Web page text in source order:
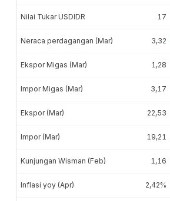
Nilai Tukar USDIDR 17
Neraca perdagangan (Mar) 3,32
Ekspor Migas (Mar) 1,28
Impor Migas (Mar) 3,17
Ekspor (Mar) 22,53
Impor (Mar) 19,21
Kunjungan Wisman (Feb) 1,16
Inflasi yoy (Apr) 2,42%